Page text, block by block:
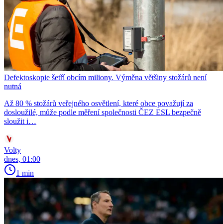
Defektoskopie šetří obcím miliony. Výměna většiny stožárů není
nutná
Až 80 % stožárů veřejného osvětlení, které obce považují za
dosloužilé, může podle měření společnosti ČEZ ESL bezpečně
sloužit i…
Volty
dnes, 01:00
1 min